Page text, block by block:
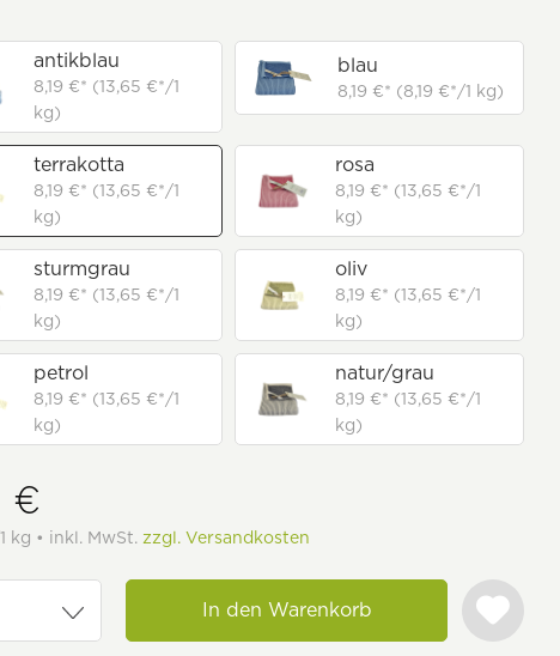
antikblau
8,19 €* (13,65 €*/1
kg)
blau
8,19 €* (8,19 €*/1 kg)
terrakotta
8,19 €* (13,65 €*/1
kg)
rosa
8,19 €* (13,65 €*/1
kg)
sturmgrau
8,19 €* (13,65 €*/1
kg)
oliv
8,19 €* (13,65 €*/1
kg)
petrol
8,19 €* (13,65 €*/1
kg)
natur/grau
8,19 €* (13,65 €*/1
kg)
€
kg • inkl. MwSt. zzgl. Versandkosten
In den Warenkorb